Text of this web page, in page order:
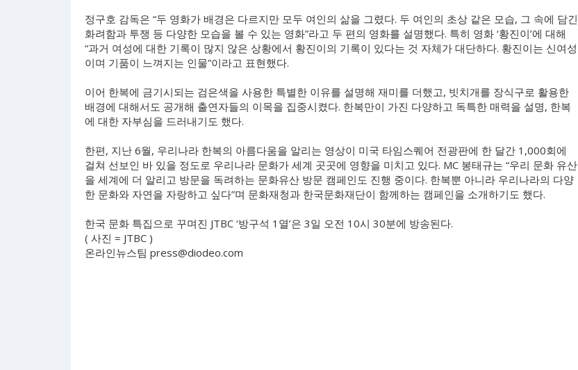
정구호 감독은 “두 영화가 배경은 다르지만 모두 여인의 삶을 그렸다. 두 여인의 초상 같은 모습, 그 속에 담긴
화려함과 투쟁 등 다양한 모습을 볼 수 있는 영화”라고 두 편의 영화를 설명했다. 특히 영화 ‘황진이’에 대해
“과거 여성에 대한 기록이 많지 않은 상황에서 황진이의 기록이 있다는 것 자체가 대단하다. 황진이는 신여성
이며 기품이 느껴지는 인물”이라고 표현했다.
이어 한복에 금기시되는 검은색을 사용한 특별한 이유를 설명해 재미를 더했고, 빗치개를 장식구로 활용한
배경에 대해서도 공개해 출연자들의 이목을 집중시켰다. 한복만이 가진 다양하고 독특한 매력을 설명, 한복
에 대한 자부심을 드러내기도 했다.
한편, 지난 6월, 우리나라 한복의 아름다움을 알리는 영상이 미국 타임스퀘어 전광판에 한 달간 1,000회에
걸쳐 선보인 바 있을 정도로 우리나라 문화가 세계 곳곳에 영향을 미치고 있다. MC 봉태규는 “우리 문화 유산
을 세계에 더 알리고 방문을 독려하는 문화유산 방문 캠페인도 진행 중이다. 한복뿐 아니라 우리나라의 다양
한 문화와 자연을 자랑하고 싶다”며 문화재청과 한국문화재단이 함께하는 캠페인을 소개하기도 했다.
한국 문화 특집으로 꾸며진 JTBC ‘방구석 1열’은 3일 오전 10시 30분에 방송된다.
( 사진 = JTBC )
온라인뉴스팀 press@diodeo.com